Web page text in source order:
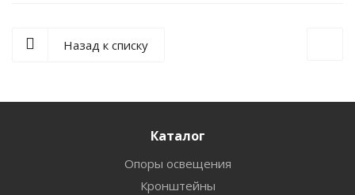
Назад к списку
Каталог
Опоры освещения
Кронштейны